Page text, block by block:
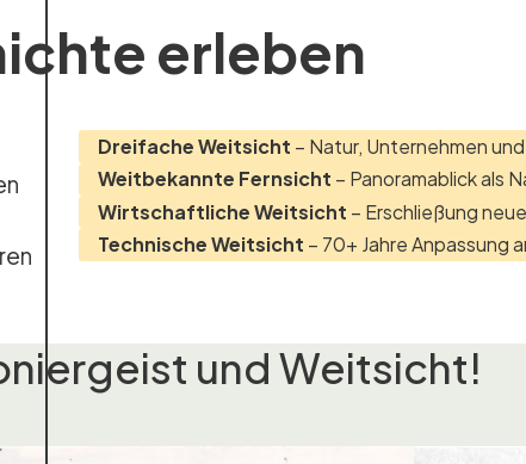
erleben
Dreifache Weitsicht – Natur, Unternehmen
Weitbekannte Fernsicht – Panoramablick als
Wirtschaftliche Weitsicht – Erschließung
Technische Weitsicht – 70+ Jahre Anpassung
und Weitsicht!